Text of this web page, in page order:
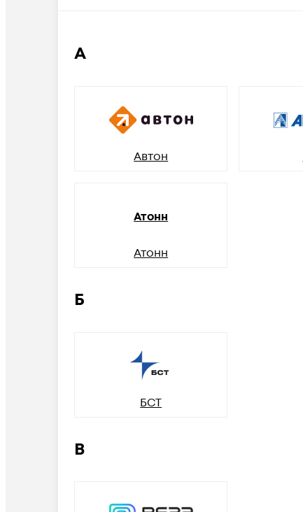
А
Автон
Атонн
Атонн
Б
БСТ
В